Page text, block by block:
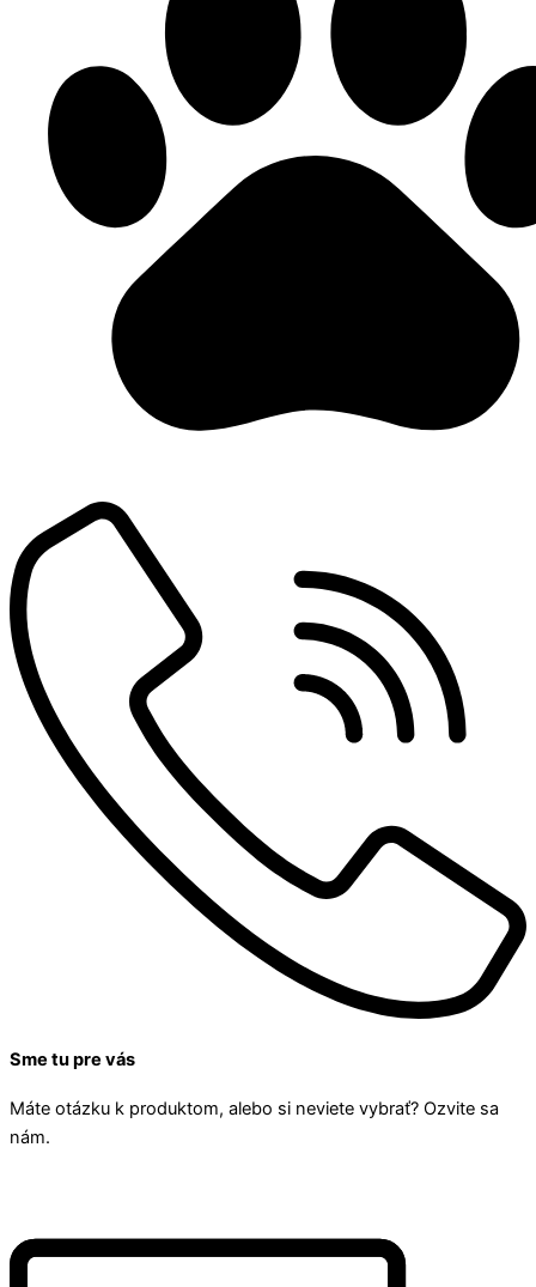
Sme tu pre vás
Máte otázku k produktom, alebo si neviete vybrať? Ozvite sa
nám.